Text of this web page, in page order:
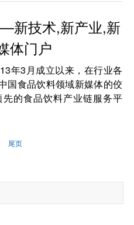
新技术,新产业,新
体门户
年3月成立以来，在行业各
国食品饮料领域新媒体的佼
的食品饮料产业链服务平
尾页